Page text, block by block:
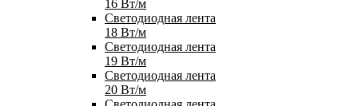
16 Вт/м
Светодиодная лента
18 Вт/м
Светодиодная лента
19 Вт/м
Светодиодная лента
20 Вт/м